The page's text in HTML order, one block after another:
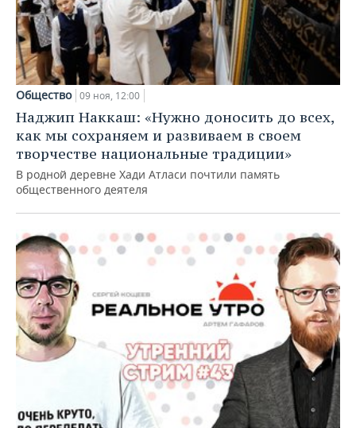
Общество 09 ноя, 12:00
Наджип Наккаш: «Нужно доносить до всех,
как мы сохраняем и развиваем в своем
творчестве национальные традиции»
В родной деревне Хади Атласи почтили память
общественного деятеля